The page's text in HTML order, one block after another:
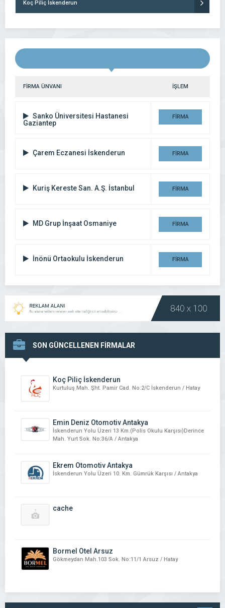
Koç Piliç İskenderun
FİRMA ÜNVANI İŞLEM
Sanko Üniversitesi Hastanesi
Gaziantep
FİRMA
Çarem Eczanesi İskenderun FİRMA
Kuriş Kereste San. A.Ş. İstanbul FİRMA
MD Grup İnşaat Osmaniye FİRMA
İnönü Ortaokulu İskenderun FİRMA
SON GÜNCELLENEN FİRMALAR
Koç Piliç İskenderun
Kurtuluş Mah. Şht. Pamir Cad. No:2/C İskenderun / Hatay
Emin Deniz Otomotiv Antakya
İskenderun Yolu Üzeri 13 Km.(Polis Okulu Karşısı)Derince
Mah. Yurt Sok. No:36/A / Antakya
Ekrem Otomotiv Antakya
İskenderun Yolu Üzeri 10. Km. Gümrük Karşısı / Antakya
cache
Bormel Otel Arsuz
Gökmeydan Mah.103 Sok. No:11/1 Arsuz / Hatay